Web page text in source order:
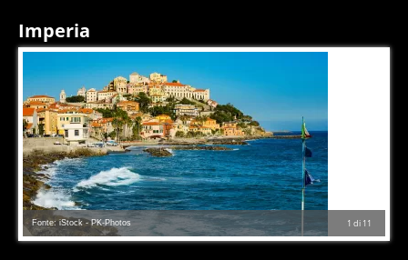
cronaca, motori, spettacolo e videogame.
Imperia
1 di 11
Fonte: iStock - PK-Photos